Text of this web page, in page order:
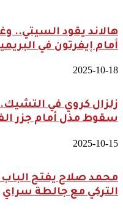
هالاند يقود
أمام إيفرتون في
2025-10-18
زلزال كروي في
سقوط مذل أمام جزر
2025-10-15
محمد صلاح يفتح الباب
التركي مع جالطة سراي